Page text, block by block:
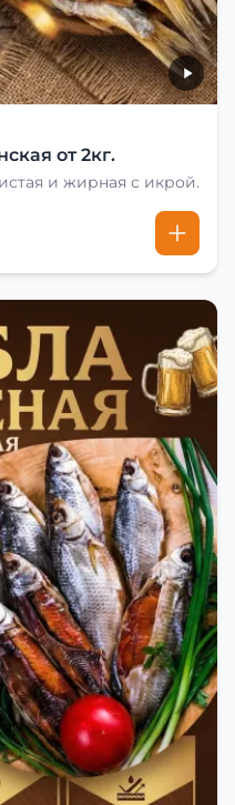
от 2кг.
и жирная с икрой.